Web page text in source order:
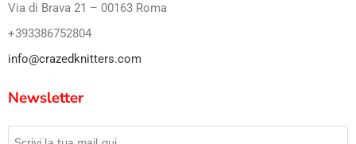
Via di Brava 21 – 00163 Roma
+393386752804
info@crazedknitters.com
Newsletter